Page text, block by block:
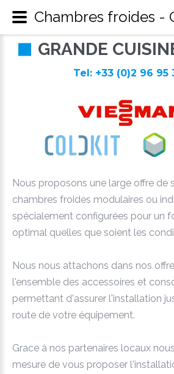
GRANDE CUISIN
Tel: +33 (0)2 96 95
Nous proposons une large offre de
chambres froides modulaires ou
spécialement configurées pour un
optimal quelles que soient les
Nous nous attachons dans nos
l'ensemble des accessoires et
permettant d'assurer l'installation
route de votre équipement.
Grace à nos partenaires locaux
mesure de vous proposer